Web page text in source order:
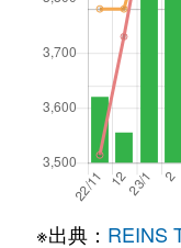
※出典： REINS